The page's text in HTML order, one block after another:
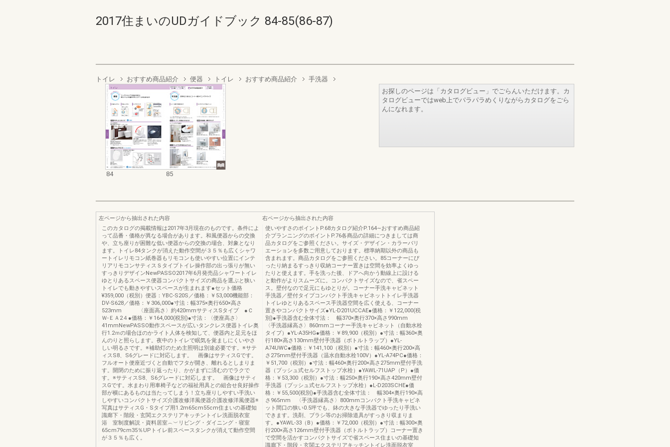
2017住まいのUDガイドブック 84-85(86-87)
トイレ おすすめ商品紹介 便器 トイレ おすすめ商品紹介 手洗器
84 85
お探しのページは「カタログビュー」でごらんいただけます。カ
タログビューではweb上でパラパラめくりながらカタログをごら
んになれます。
左ページから抽出された内容
このカタログの掲載情報は2017年3月現在のものです。条件によ
って品番・価格が異なる場合があります。和風便器からの交換
や、立ち座りが困難な低い便器からの交換の場合、対象となり
ます。トイレ84タンクが消えた動作空間が３５％も広くシャワ
ートイレリモコン紙巻器もリモコンも使いやすい位置にインテ
リアリモコンサティスＳタイプトイレ操作部の出っ張りが無い
すっきりデザインNewPASSO2017年6月発売品シャワートイレ
ゆとりあるスペース便器コンパクトサイズの商品を選ぶと狭い
トイレでも動きやすいスペースが生まれます●セット価格
¥359,000（税別）便器：YBC-S20S／価格：￥53,000機能部：
DV-S628／価格：￥306,000●寸法：幅375×奥行650×高さ
523mm 〈座面高さ〉約420mmサティスSタイプ ●Ｃ
Ｗ-ＥＡ2４●価格：￥164,000(税別)●寸法：〈便座高さ〉
41mmNewPASSO動作スペースが広いタンクレス便器トイレ奥
行1.2ｍの場合ほのかライト人体を検知して、便器内と足元をほ
んのりと照らします。夜中のトイレで眠気を覚ましにくいやさ
しい明るさです。※補助灯のため主照明は別途必要です。※サテ
ィスS8、S6グレードに対応します。 画像はサティスGです。
フルオート便座近づくと自動でフタが開き、離れるとしまりま
す。開閉のために振り返ったり、かがまずに済むのでラクで
す。※サティスS8、S6グレードに対応します。 画像はサティ
スGです。水まわり用車椅子などの福祉用具との組合せ良好操作
部が横にあるものは当たってしまう！立ち座りしやすい手洗い
しやすいコンパクトサイズ介護改修洋風便器介護改修洋風便器※
写真はサティスG・Sタイプ用1.2m65cm55cm住まいの基礎知
識廊下・階段・玄関エクステリアキッチントイレ洗面脱衣室
浴 室制度解説・資料居室︵︶リビング・ダイニング・寝室
65cm79cm35％UPトイレ前スペースタンクが消えて動作空間
が３５％も広く。
右ページから抽出された内容
使いやすさのポイントP.68カタログ紹介P.164∼おすすめ商品紹
介プランニングのポイントP.76各商品の詳細につきましては商
品カタログをご参照ください。サイズ・デザイン・カラーバリ
エーションを多数ご用意しております。標準納期以外の商品も
含まれます。商品カタログをご参照ください。85コーナーにぴ
ったり納まるすっきり収納コーナー置きは空間を効率よくゆっ
たりと使えます。手を洗った後、ドアへ向かう動線上に設ける
と動作がよりスムーズに。コンパクトサイズなので、省スペー
ス。壁付なので足元にもゆとりが。コーナー手洗キャビネット
手洗器／壁付タイプコンパクト手洗キャビネットトイレ手洗器
トイレゆとりあるスペース手洗器空間を広く使える、コーナー
置きやコンパクトサイズ●YL-D201UCCAE●価格：￥122,000(税
別)●手洗器含む全体寸法： 幅370×奥行370×高さ990mm
〈手洗器縁高さ〉860mmコーナー手洗キャビネット（自動水栓
タイプ）●YL-A35HG●価格：￥89,900（税別）●寸法：幅360×奥
行180×高さ130mm壁付手洗器（ボトルトラップ）●YL-
A74UWC●価格：￥141,100（税別）●寸法：幅460×奥行200×高
さ275mm壁付手洗器（温水自動水栓100V）●YL-A74PC●価格：
￥51,700（税別）●寸法：幅460×奥行200×高さ275mm壁付手洗
器（プッシュ式セルフストップ水栓）●YAWL-71UAP（P）●価
格：￥53,300（税別）●寸法：幅250×奥行190×高さ420mm壁付
手洗器（プッシュ式セルフストップ水栓）●L-D203SCHE●価
格：￥55,500(税別)●手洗器含む全体寸法： 幅304×奥行190×高
さ965mm 〈手洗器縁高さ〉800mmコンパクト手洗キャビネ
ット間口の狭い0.5坪でも、鉢の大きな手洗器でゆったり手洗い
できます。洗剤、ブラシ等のお掃除道具がすっきり収まりま
す。●YAWL-33（B）●価格：￥72,000（税別）●寸法：幅300×奥
行200×高さ126mm壁付手洗器（ボトルトラップ）コーナー置き
で空間を活かすコンパクトサイズで省スペース住まいの基礎知
識廊下・階段・玄関エクステリアキッチントイレ洗面脱衣室